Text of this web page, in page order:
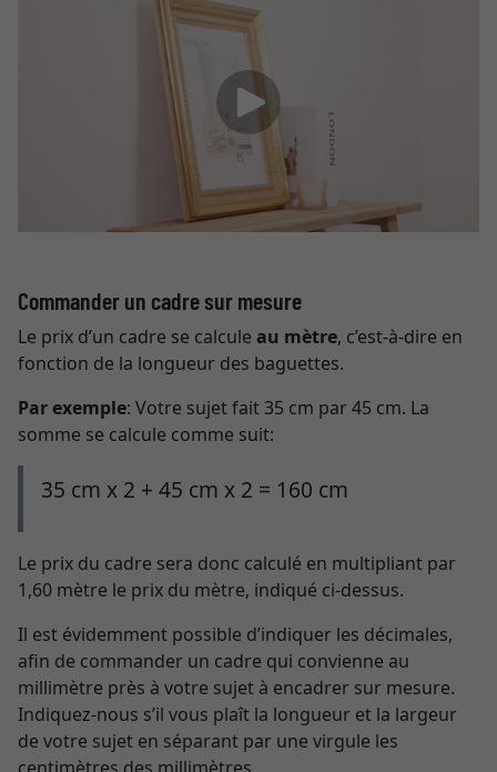
Commander un cadre sur mesure
Le prix d’un cadre se calcule au mètre, c’est-à-dire en
fonction de la longueur des baguettes.
Par exemple: Votre sujet fait 35 cm par 45 cm. La
somme se calcule comme suit:
35 cm x 2 + 45 cm x 2 = 160 cm
Le prix du cadre sera donc calculé en multipliant par
1,60 mètre le prix du mètre, indiqué ci-dessus.
Il est évidemment possible d’indiquer les décimales,
afin de commander un cadre qui convienne au
millimètre près à votre sujet à encadrer sur mesure.
Indiquez-nous s’il vous plaît la longueur et la largeur
de votre sujet en séparant par une virgule les